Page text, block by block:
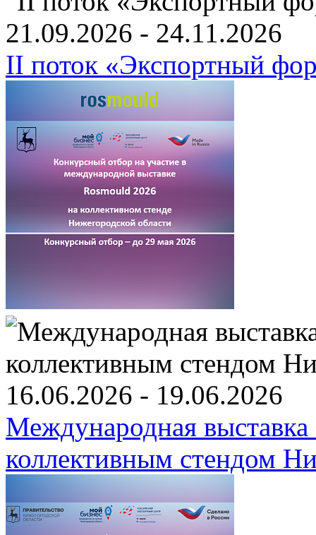
21.09.2026 - 24.11.2026
II поток «Экспортный
16.06.2026 - 19.06.2026
Международная
коллективным стендом